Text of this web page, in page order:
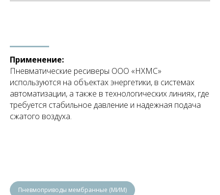
Применение:
Пневматические ресиверы ООО «НХМС»
используются на объектах энергетики, в системах
автоматизации, а также в технологических линиях, где
требуется стабильное давление и надежная подача
сжатого воздуха.
Пневмоприводы мембранные (МИМ)